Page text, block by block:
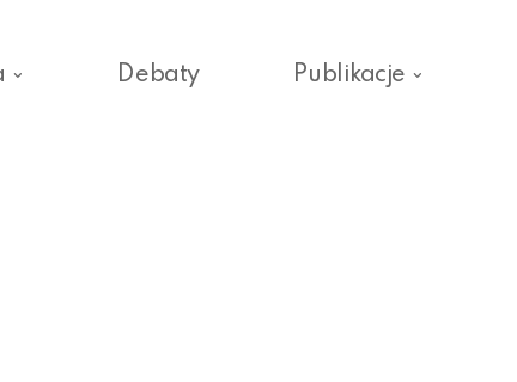
Debaty Publikacje